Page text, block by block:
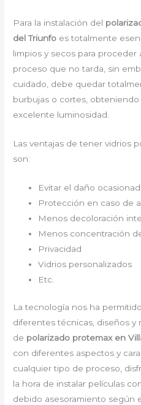
Para la instalación del
del Triunfo es totalmente
limpios y secos para proceder
proceso que no tarda, sin
cuidado, debe quedar
burbujas o cortes,
excelente luminosidad.
Las ventajas de tener vidrios
son:
Evitar el daño
Protección en caso de
Menos decoloración
Menos concentración
Privacidad
Vidrios personalizados
Etc.
La tecnología nos ha
diferentes técnicas, diseños y
de polarizado protemax en
con diferentes aspectos y
cualquier tipo de proceso,
la hora de instalar películas
debido asesoramiento según